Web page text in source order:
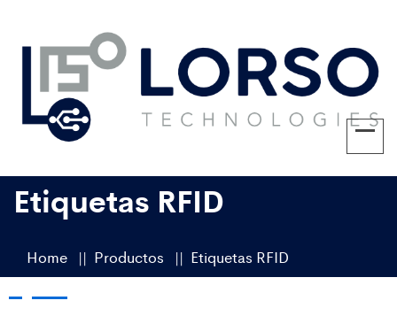
Etiquetas RFID
Home Productos Etiquetas RFID